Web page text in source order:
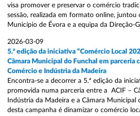
visa promover e preservar o comércio
sessão, realizada em formato online, juntou
Município de Évora e a equipa da Direção-
2026-03-09
5.ª edição da iniciativa “Comércio Local
Câmara Municipal do Funchal em parceria
Comércio e Indústria da Madeira
Encontra-se a decorrer a 5.ª edição da
promovida numa parceria entre a ACIF –
Indústria da Madeira e a Câmara
desta campanha é dinamizar o comércio